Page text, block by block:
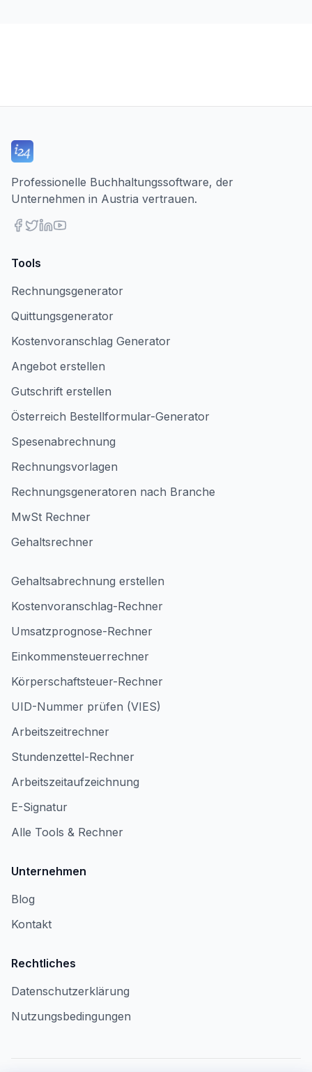
Professionelle Buchhaltungssoftware, der
Unternehmen in Austria vertrauen.
Tools
Rechnungsgenerator
Quittungsgenerator
Kostenvoranschlag Generator
Angebot erstellen
Gutschrift erstellen
Österreich Bestellformular-Generator
Spesenabrechnung
Rechnungsvorlagen
Rechnungsgeneratoren nach Branche
MwSt Rechner
Gehaltsrechner
Gehaltsabrechnung erstellen
Kostenvoranschlag-Rechner
Umsatzprognose-Rechner
Einkommensteuerrechner
Körperschaftsteuer-Rechner
UID-Nummer prüfen (VIES)
Arbeitszeitrechner
Stundenzettel-Rechner
Arbeitszeitaufzeichnung
E-Signatur
Alle Tools & Rechner
Unternehmen
Blog
Kontakt
Rechtliches
Datenschutzerklärung
Nutzungsbedingungen